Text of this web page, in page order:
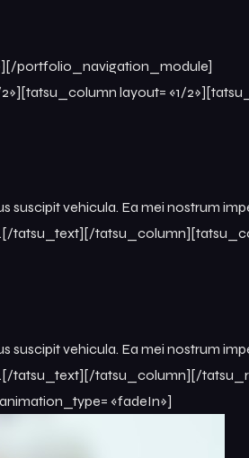
portfolio_navigation_module]
layout= «1/
suscipit vehicula. Ea mei nostrum
tatsu_text][/
suscipit vehicula. Ea mei nostrum
tatsu_text][/tatsu_column][/
«fadeIn»]